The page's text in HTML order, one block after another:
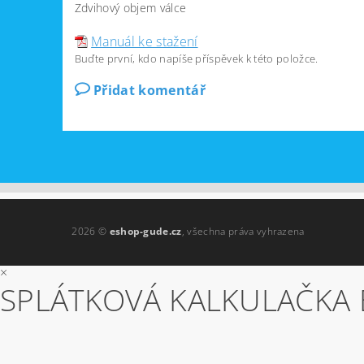
Zdvihový objem válce
Manuál ke stažení
Buďte první, kdo napíše příspěvek k této položce.
Přidat komentář
2026 © eshop-gude.cz, všechna práva vyhrazena
×
SPLÁTKOVÁ KALKULAČKA